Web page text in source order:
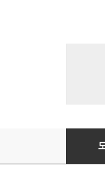
불면의